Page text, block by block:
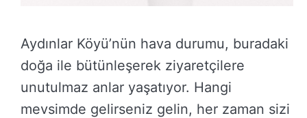
Aydınlar Köyü’nün hava durumu, buradaki
doğa ile bütünleşerek ziyaretçilere
unutulmaz anlar yaşatıyor. Hangi
mevsimde gelirseniz gelin, her zaman sizi